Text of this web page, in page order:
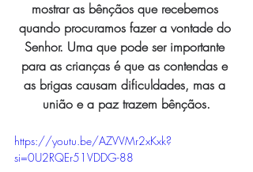
mostrar as bênçãos que recebemos
quando procuramos fazer a vontade do
Senhor. Uma que pode ser importante
para as crianças é que as contendas e
as brigas causam dificuldades, mas a
união e a paz trazem bênçãos.
https://youtu.be/AZVVMr2xKxk?
si=0U2RQEr51VDDG-88